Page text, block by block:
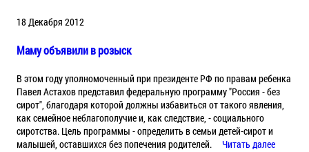
18 Декабря 2012
Маму объявили в розыск
В этом году уполномоченный при президенте РФ по правам ребенка
Павел Астахов представил федеральную программу "Россия - без
сирот", благодаря которой должны избавиться от такого явления,
как семейное неблагополучие и, как следствие, - социального
сиротства. Цель программы - определить в семьи детей-сирот и
малышей, оставшихся без попечения родителей.
Читать далее